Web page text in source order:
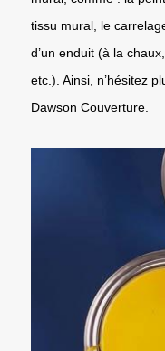
tissu mural, le
d’un enduit (à la
etc.). Ainsi, n’hésitez
Dawson Couverture.